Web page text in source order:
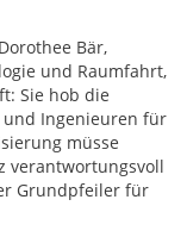
Bär,
und Raumfahrt,
Sie hob die
Ingenieuren für
müsse
verantwortungsvoll
Grundpfeiler für